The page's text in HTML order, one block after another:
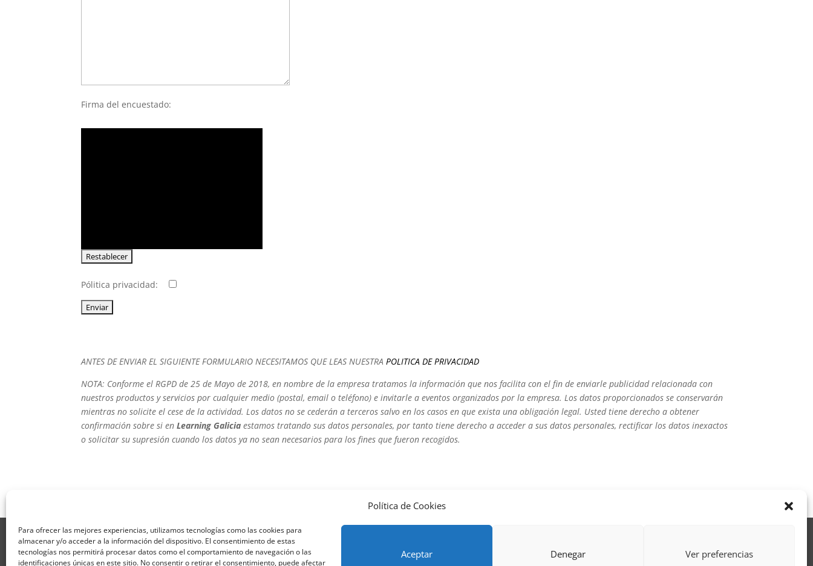
Política de Cookies
Para ofrecer las mejores experiencias, utilizamos tecnologías como las cookies para
almacenar y/o acceder a la información del dispositivo. El consentimiento de estas
tecnologías nos permitirá procesar datos como el comportamiento de navegación o las
identificaciones únicas en este sitio. No consentir o retirar el consentimiento, puede afectar
Aceptar Denegar Ver preferencias
Firma del encuestado:
Pólitica privacidad:
ANTES DE ENVIAR EL SIGUIENTE FORMULARIO NECESITAMOS QUE LEAS NUESTRAPOLITICA DE PRIVACIDAD
NOTA: Conforme el RGPD de 25 de Mayo de 2018, en nombre de la empresa tratamos la información que nos facilita con el fin de enviarle publicidad relacionada con
nuestros productos y servicios por cualquier medio (postal, email o teléfono) e invitarle a eventos organizados por la empresa. Los datos proporcionados se conservarán
mientras no solicite el cese de la actividad. Los datos no se cederán a terceros salvo en los casos en que exista una obligación legal. Usted tiene derecho a obtener
confirmación sobre si enLearning Galicia estamos tratando sus datos personales, por tanto tiene derecho a acceder a sus datos personales, rectificar los datos inexactos
o solicitar su supresión cuando los datos ya no sean necesarios para los fines que fueron recogidos.
Aviso Legal Política de Privacidad Términos y condiciones – Contrato de matrícula
Formulario de Datos necesarios para alta
Métodos de pago SEQURA
Formulario de responsabilidad de APPCC
Plantilla formación bonificada Formación Obligatoria según Sector Formulario uso de imagen